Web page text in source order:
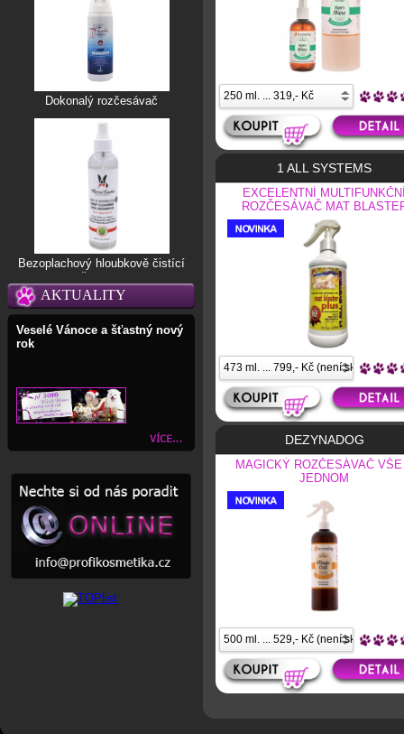
Dokonalý rozčesávač
Bezoplachový hloubkově čistící
šampon
AKTUALITY
Veselé Vánoce a šťastný nový
rok
1 ALL SYSTEMS
EXCELENTNÍ
ROZČESÁVAČ MAT
DEZYNADOG
MAGICKÝ ROZČESÁVAČ
JEDNOM